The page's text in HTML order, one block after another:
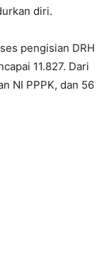
diri.
pengisian DRH
11.827. Dari
NI PPPK, dan 56